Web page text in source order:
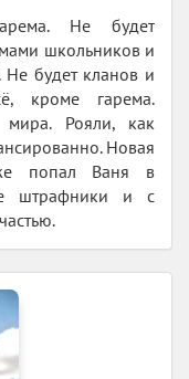
Не будет
школьников и
Не будет кланов и
кроме гарема.
Рояли, как
Новая
попал Ваня в
штрафники и с